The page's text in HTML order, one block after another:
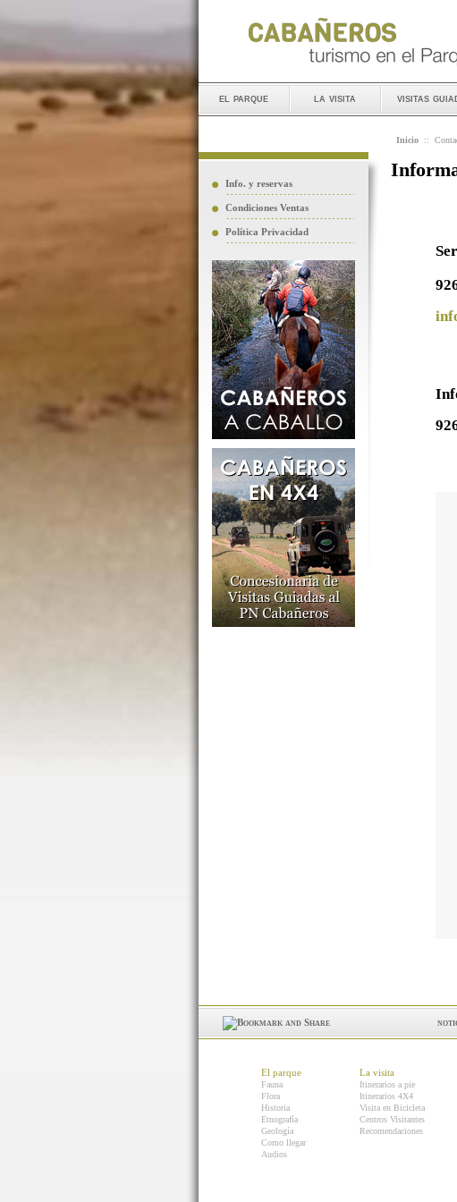
el parque la visita visitas
Info. y reservas
Condiciones Ventas
Política Privacidad
Inicio ::
El parque
Fauna
Flora
Historia
Etnografía
Geología
Como llegar
Audios
La visita
Itinerarios a pie
Itinerarios 4X4
Visita en Bicicleta
Centros Visitantes
Recomendaciones